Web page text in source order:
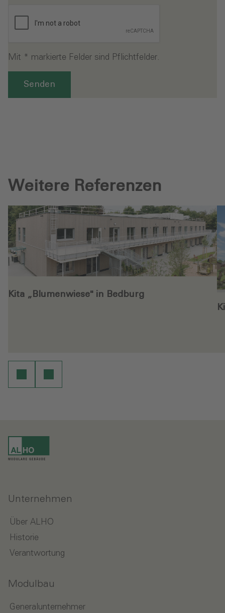
Mit * markierte Felder sind Pflichtfelder.
Senden
Weitere Referenzen
Kita „Blumenwiese" in Bedburg
Unternehmen
Über ALHO
Historie
Verantwortung
Modulbau
Generalunternehmer